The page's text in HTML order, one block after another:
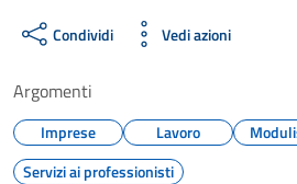
Condividi Vedi azioni
Argomenti
Imprese Lavoro
Servizi ai professionisti